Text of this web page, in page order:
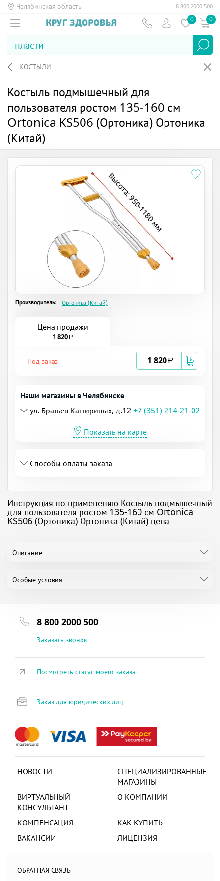
Челябинская область 8 800 2000 500
0 0
КОСТЫЛИ
Костыль подмышечный для
пользователя ростом 135-160 см
Ortonica KS506 (Ортоника) Ортоника
(Китай)
Производитель: Ортоника (Китай)
Цена продажи
1 820a
Под заказ 1 820a
Наши магазины в Челябинске
ул. Братьев Кашириных, д.12+7 (351) 214-21-02
Показать на карте
Способы оплаты заказа
Инструкция по применению Костыль подмышечный
для пользователя ростом 135-160 см Ortonica
KS506 (Ортоника) Ортоника (Китай) цена
Описание
Особые условия
8 800 2000 500
Заказать звонок
НОВОСТИ
СПЕЦИАЛИЗИРОВАННЫЕ
МАГАЗИНЫ
ВИРТУАЛЬНЫЙ
КОНСУЛЬТАНТ
О КОМПАНИИ
КОМПЕНСАЦИЯ
КАК КУПИТЬ
ВАКАНСИИ
ЛИЦЕНЗИЯ
ОБРАТНАЯ СВЯЗЬ
Посмотреть статус моего заказа
Заказ для юридических лиц